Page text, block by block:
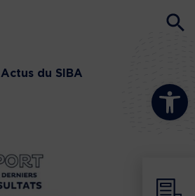
Ouvrir la
Actus du SIBA